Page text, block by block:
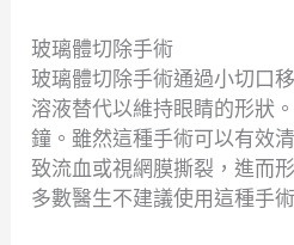
玻璃體切除手術
玻璃體切除手術通過小切口
溶液替代以維持眼睛的形狀
鐘。雖然這種手術可以有效
致流血或視網膜撕裂，進而
多數醫生不建議使用這種手